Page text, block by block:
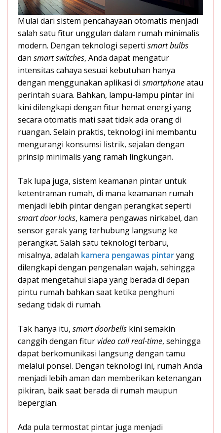
Mulai dari sistem pencahayaan otomatis menjadi
salah satu fitur unggulan dalam rumah minimalis
modern. Dengan teknologi seperti smart bulbs
dan smart switches, Anda dapat mengatur
intensitas cahaya sesuai kebutuhan hanya
dengan menggunakan aplikasi di smartphoneatau
perintah suara. Bahkan, lampu-lampu pintar ini
kini dilengkapi dengan fitur hemat energi yang
secara otomatis mati saat tidak ada orang di
ruangan. Selain praktis, teknologi ini membantu
mengurangi konsumsi listrik, sejalan dengan
prinsip minimalis yang ramah lingkungan.
Tak lupa juga, sistem keamanan pintar untuk
ketentraman rumah, di mana keamanan rumah
menjadi lebih pintar dengan perangkat seperti
smart door locks, kamera pengawas nirkabel, dan
sensor gerak yang terhubung langsung ke
perangkat. Salah satu teknologi terbaru,
misalnya, adalah kamera pengawas pintaryang
dilengkapi dengan pengenalan wajah, sehingga
dapat mengetahui siapa yang berada di depan
pintu rumah bahkan saat ketika penghuni
sedang tidak di rumah.
Tak hanya itu, smart doorbells kini semakin
canggih dengan fiturvideo call real-time, sehingga
dapat berkomunikasi langsung dengan tamu
melalui ponsel. Dengan teknologi ini, rumah Anda
menjadi lebih aman dan memberikan ketenangan
pikiran, baik saat berada di rumah maupun
bepergian.
Ada pula termostat pintar juga menjadi